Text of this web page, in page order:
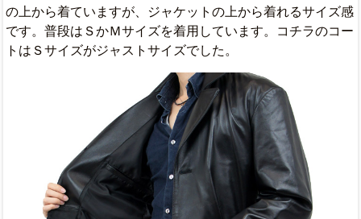
の上から着ていますが、ジャケットの上から着れるサイズ感
です。普段はＳかＭサイズを着用しています。コチラのコー
トはＳサイズがジャストサイズでした。